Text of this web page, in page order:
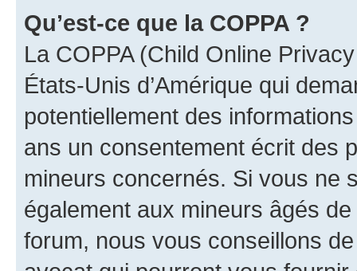
Qu’est-ce que la COPPA ?
La COPPA (Child Online
États-Unis d’Amérique qui
potentiellement des
ans un consentement écrit des
mineurs concernés. Si vous ne
également aux mineurs âgés
forum, nous vous conseillons